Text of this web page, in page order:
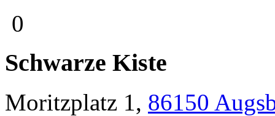
0
Schwarze Kiste
Moritzplatz 1, 86150